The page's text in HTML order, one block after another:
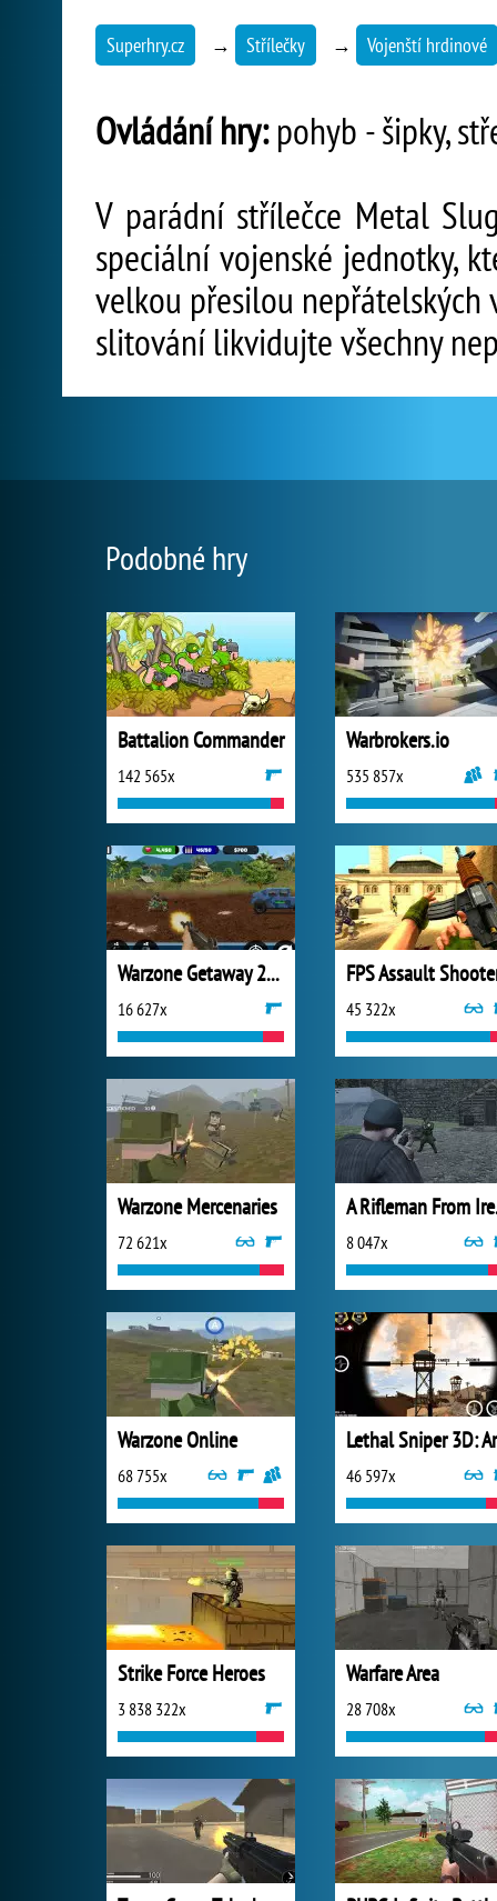
Superhry.cz → Střílečky → Vojenští hrdinové
Ovládání hry:pohyb - šipky,
V parádní střílečce Metal
speciální vojenské jednotky,
velkou přesilou nepřátelských
slitování likvidujte všechny
Podobné hry
Battalion Commander
142 565x
Warbrokers.io
535 857x
Warzone Getaway 2020
16 627x
FPS Assault
45 322x
Warzone Mercenaries
72 621x
A
8 047x
Warzone Online
68 755x 46 597x
Strike Force Heroes
3 838 322x
Warfare Area
28 708x